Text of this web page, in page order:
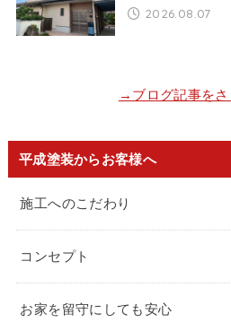
2026.08.07
→ブログ記事をさ
平成塗装からお客様へ
施工へのこだわり
コンセプト
お家を留守にしても安心